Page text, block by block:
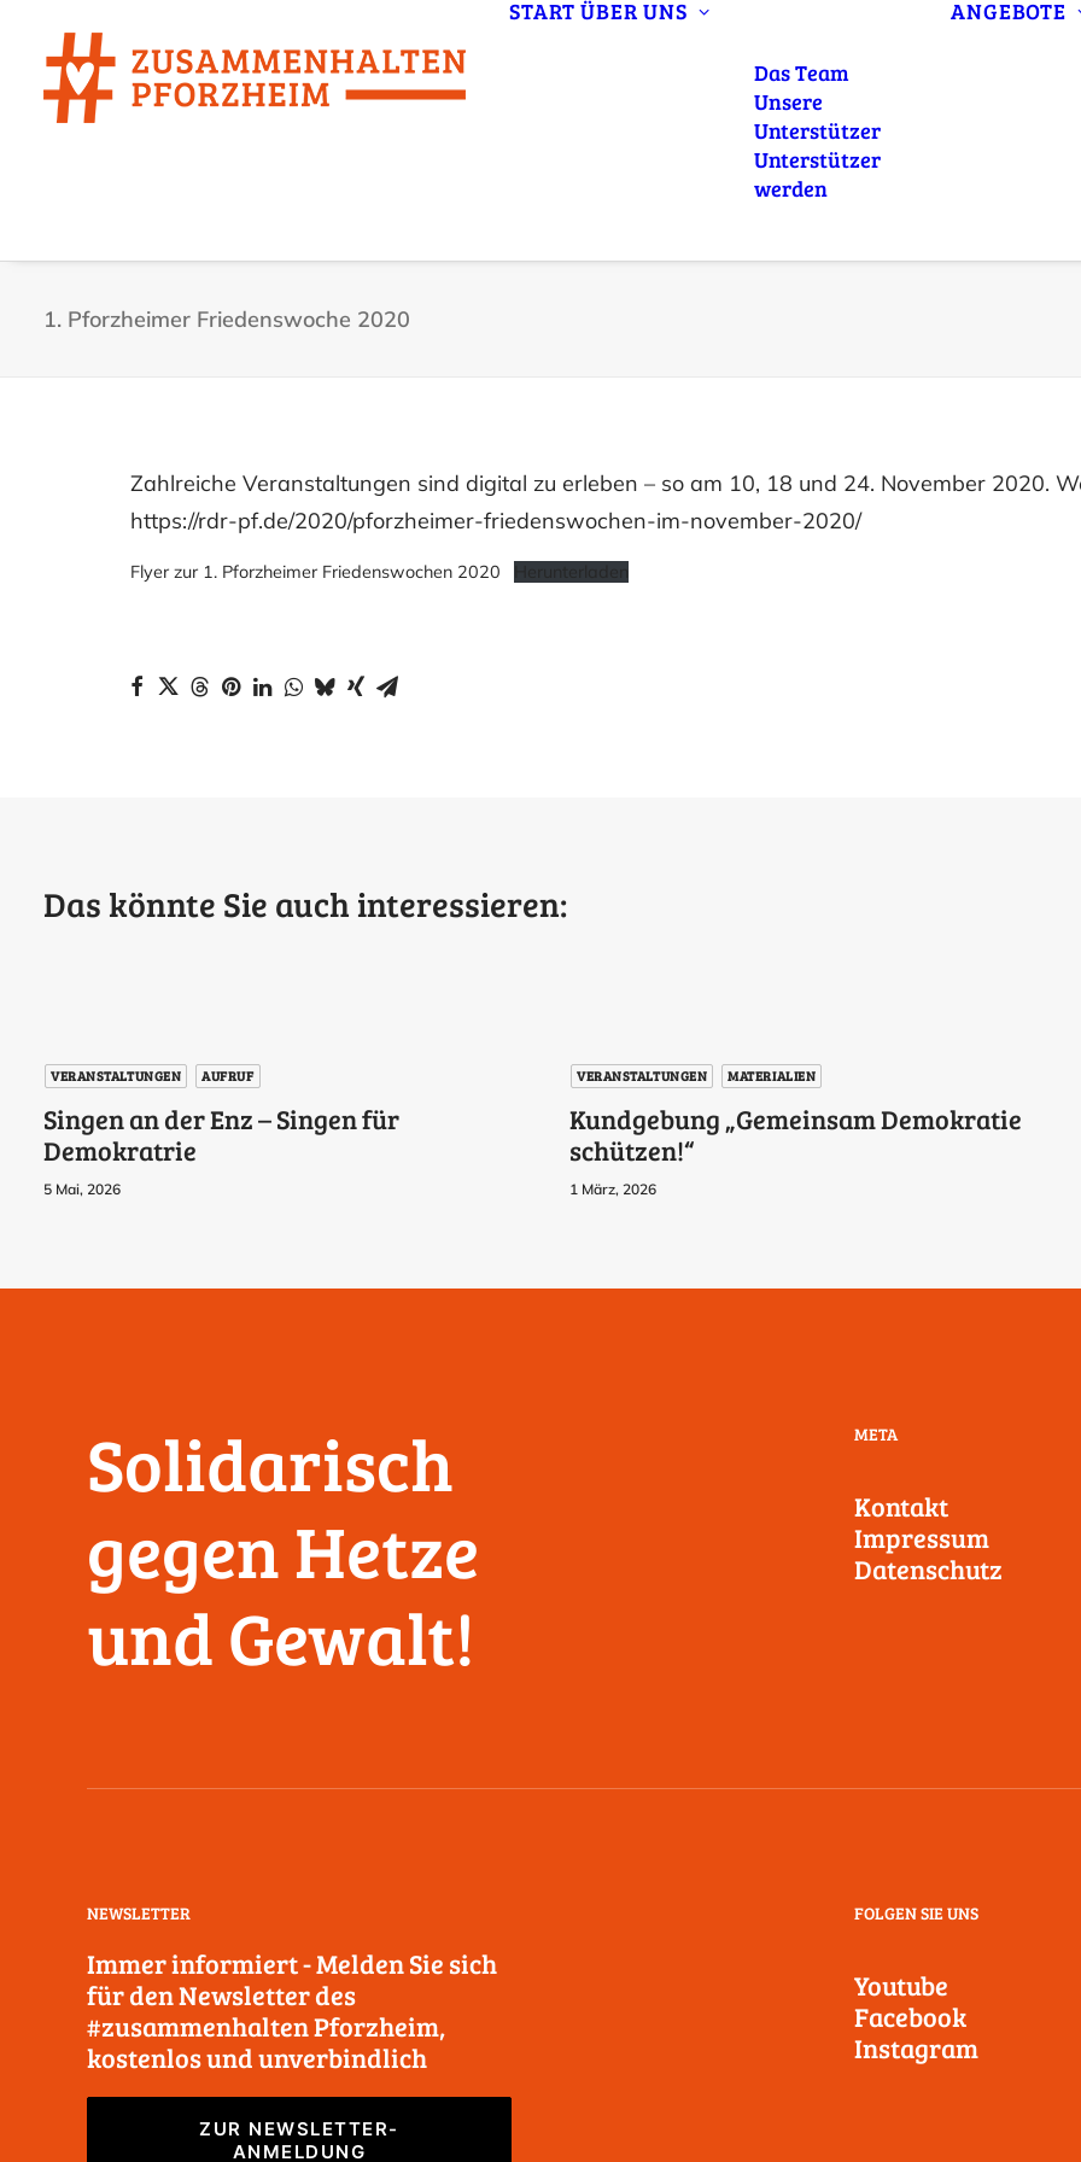
START ÜBER UNS
Das Team
Unsere
Unterstützer
Unterstützer
werden
ANGEBOTE
1. Pforzheimer Friedenswoche 2020
Zahlreiche Veranstaltungen sind digital zu erleben – so am 10, 18 und 24. November 2020.
https://rdr-pf.de/2020/pforzheimer-friedenswochen-im-november-2020/
Flyer zur 1. Pforzheimer Friedenswochen 2020
Das könnte Sie auch interessieren:
VERANSTALTUNGEN AUFRUF
Singen an der Enz – Singen für
Demokratrie
5 Mai, 2026
VERANSTALTUNGEN MATERIALIEN
Kundgebung „Gemeinsam Demokratie
schützen!“
1 März, 2026
Solidarisch
gegen Hetze
und Gewalt!
META
Kontakt
Impressum
Datenschutz
NEWSLETTER
Immer informiert - Melden Sie sich
für den Newsletter des
#zusammenhalten Pforzheim,
kostenlos und unverbindlich
ZUR NEWSLETTER-
ANMELDUNG
FOLGEN SIE UNS
Youtube
Facebook
Instagram